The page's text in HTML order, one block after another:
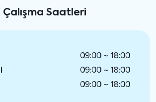
Çalışma Saatleri
09:00 ~ 18:00
09:00 ~ 18:00
09:00 ~ 18:00